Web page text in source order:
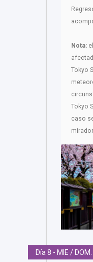
Nota:
Tokyo
Tokyo
caso
Día 8 - MIE / DOM.